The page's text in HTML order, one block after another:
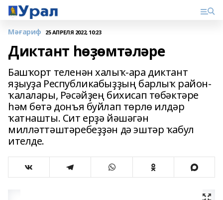
Мәғариф 25 АПРЕЛЯ 2022, 10:23
Диктант һөҙөмтәләре
Башҡорт теленән халыҡ-ара диктант
яҙыуҙа Республикабыҙҙың барлыҡ район-
ҡалалары, Рәсәйҙең бихисап төбәктәре
һәм бөтә донъя буйлап төрлө илдәр
ҡатнашты. Сит ерҙә йәшәгән
милләттәштәребеҙҙән дә эштәр ҡабул
ителде.